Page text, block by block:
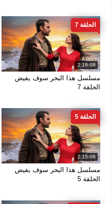
2:16:08
الحلقة 7
مسلسل هذا البحر سوف يفيض
الحلقة 7
2:15:06
الحلقة 5
مسلسل هذا البحر سوف يفيض
الحلقة 5